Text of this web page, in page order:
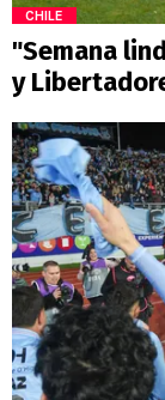
CHILE
"Semana
y